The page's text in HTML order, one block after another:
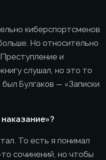
киберспортсменов
Но относительно
и
слушал, но это то
Булгаков — «Записки
То есть я понимал
сочинений, но чтобы